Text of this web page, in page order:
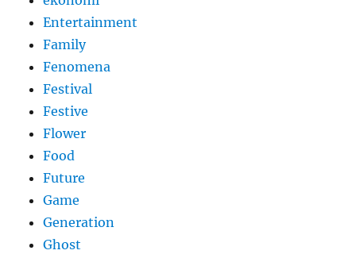
Entertainment
Family
Fenomena
Festival
Festive
Flower
Food
Future
Game
Generation
Ghost